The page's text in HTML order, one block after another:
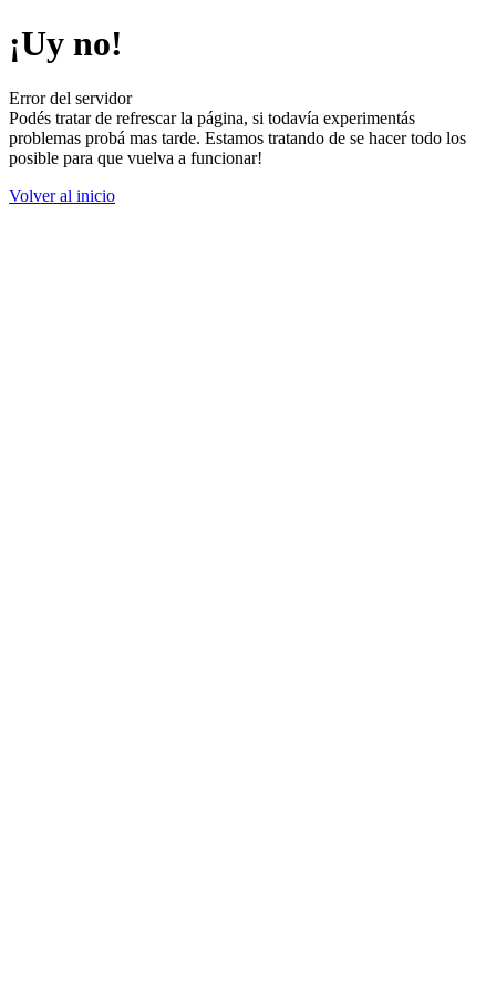
¡Uy no!
Error del servidor
Podés tratar de refrescar la página, si todavía experimentás
problemas probá mas tarde. Estamos tratando de se hacer todo los
posible para que vuelva a funcionar!
Volver al inicio